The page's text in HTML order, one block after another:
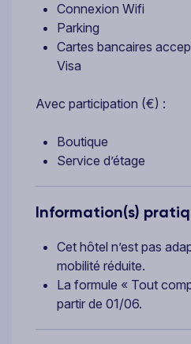
Connexion Wifi
Parking
Cartes bancaires
Visa
Avec participation (€) :
Boutique
Service d’étage
Information(s)
Cet hôtel n’est pas
mobilité réduite.
La formule « Tout
partir de 01/06.